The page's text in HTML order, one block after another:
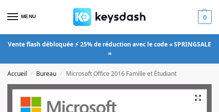
MENU 0
Vente flash débloquée ⚡ 25% de réduction avec le code « SPRINGSALE
»
Accueil / Bureau / Microsoft Office 2016 Famille et Étudiant